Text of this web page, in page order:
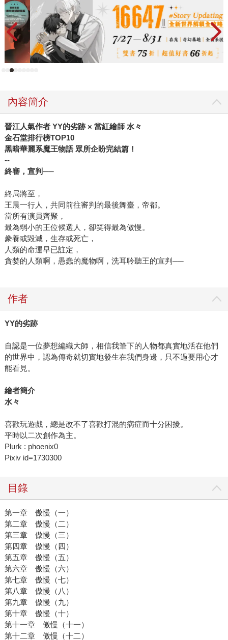
內容簡介
晉江人氣作者 YY的劣跡 × 當紅繪師 水々
金石堂排行榜TOP10
黑暗華麗系魔王物語 眾所企盼完結篇！
--
終審，宣判──
終局將至，
王晨一行人，共同前往審判的最後舞臺，帝都。
當所有演員齊聚，
最為弱小的王位候選人，卻笑得最為傲慢。
豢養或毀滅，生存或死亡，
人類的命運早已註定，
貪婪的人類啊，愚蠢的魔物啊，洗耳聆聽王的宣判──
作者
YY的劣跡
自認是一位夢想編織大師，相信我筆下的人物都真實地活在他們
的世界中，認為傳奇就切實地發生在我們身邊，只不過要用心才
能看見。
繪者簡介
水々
喜歡玩遊戲，總是改不了喜歡打混的病症而十分困擾。
平時以二次創作為主。
Plurk : phoenix0
Pixiv id=1730300
目錄
第一章 傲慢（一）
第二章 傲慢（二）
第三章 傲慢（三）
第四章 傲慢（四）
第五章 傲慢（五）
第六章 傲慢（六）
第七章 傲慢（七）
第八章 傲慢（八）
第九章 傲慢（九）
第十章 傲慢（十）
第十一章 傲慢（十一）
第十二章 傲慢（十二）